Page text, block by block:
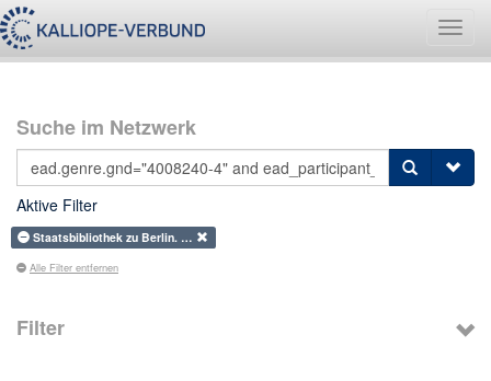
Suche im Netzwerk
Aktive Filter
Staatsbibliothek zu Berlin. …
Alle Filter entfernen
Filter